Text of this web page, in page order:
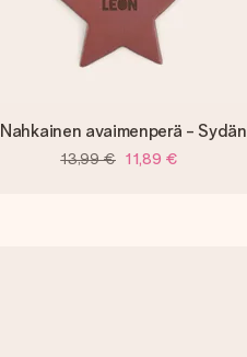
Nahkainen avaimenperä - Sydän
13,99 € 11,89 €